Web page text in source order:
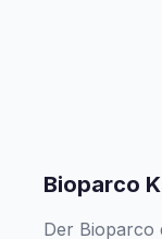
Bioparco
Der Bioparco